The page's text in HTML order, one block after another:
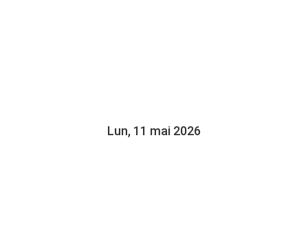
Lun, 11 mai 2026